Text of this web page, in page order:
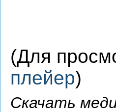
(Для
плейер)
Скачать